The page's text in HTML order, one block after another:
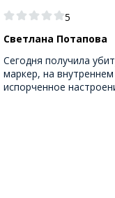
5
Светлана Потапова
Сегодня получила
маркер, на
испорченное